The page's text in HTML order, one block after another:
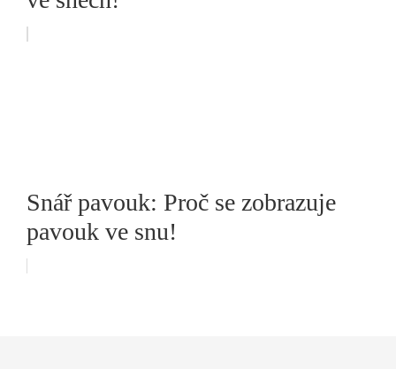
Snář pavouk: Proč se zobrazuje
pavouk ve snu!